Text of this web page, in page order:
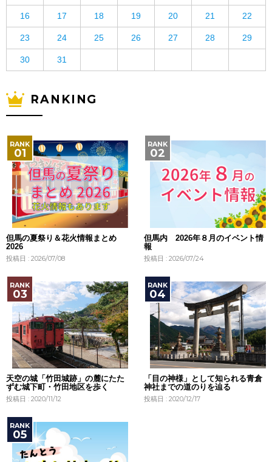
16 17 18 19 20 21 22
23 24 25 26 27 28 29
30 31
RANKING
但馬の夏祭り＆花火情報まとめ
2026
投稿日 : 2026/07/08
但馬内 2026年８月のイベント情
報
投稿日 : 2026/07/24
天空の城「竹田城跡」の麓にたた
ずむ城下町・竹田地区を歩く
投稿日 : 2020/11/12
「目の神様」として知られる青倉
神社までの道のりを辿る
投稿日 : 2020/12/17